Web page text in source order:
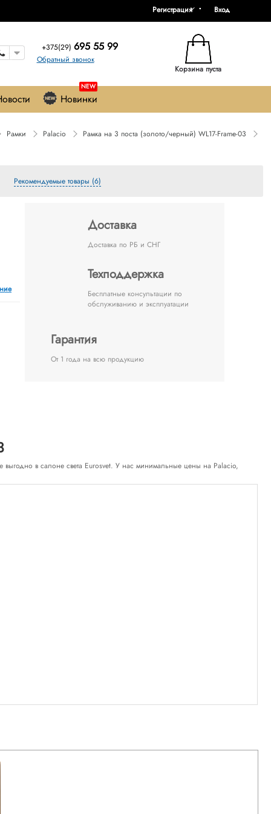
Вход
Регистрация
Корзина пуста
+375(29) 695 55 99
Обратный звонок
NEW
Новинки
Рамки Palacio Рамка на 3 поста (золото/черный) WL17-Frame-03
Рекомендуемые товары (6)
Доставка
Доставка по РБ и СНГ
Техподдержка
Бесплатные консультации по
обслуживанию и эксплуатации
Гарантия
От 1 года на всю продукцию
в салоне света Eurosvet. У нас минимальные цены на Palacio,